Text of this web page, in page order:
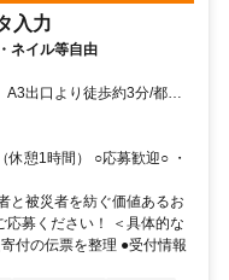
入力
ネイル等自由
A3出口より徒歩約3分/都営
歩約5分/JR山手線・京浜
憩1時間） ○応募歓迎○ ・
と被災者を紡ぐ価値あるお
募ください！ ＜具体的な
付の伝票を整理 ●受付情報